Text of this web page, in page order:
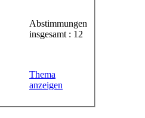
Abstimmungen
insgesamt : 12
Thema
anzeigen